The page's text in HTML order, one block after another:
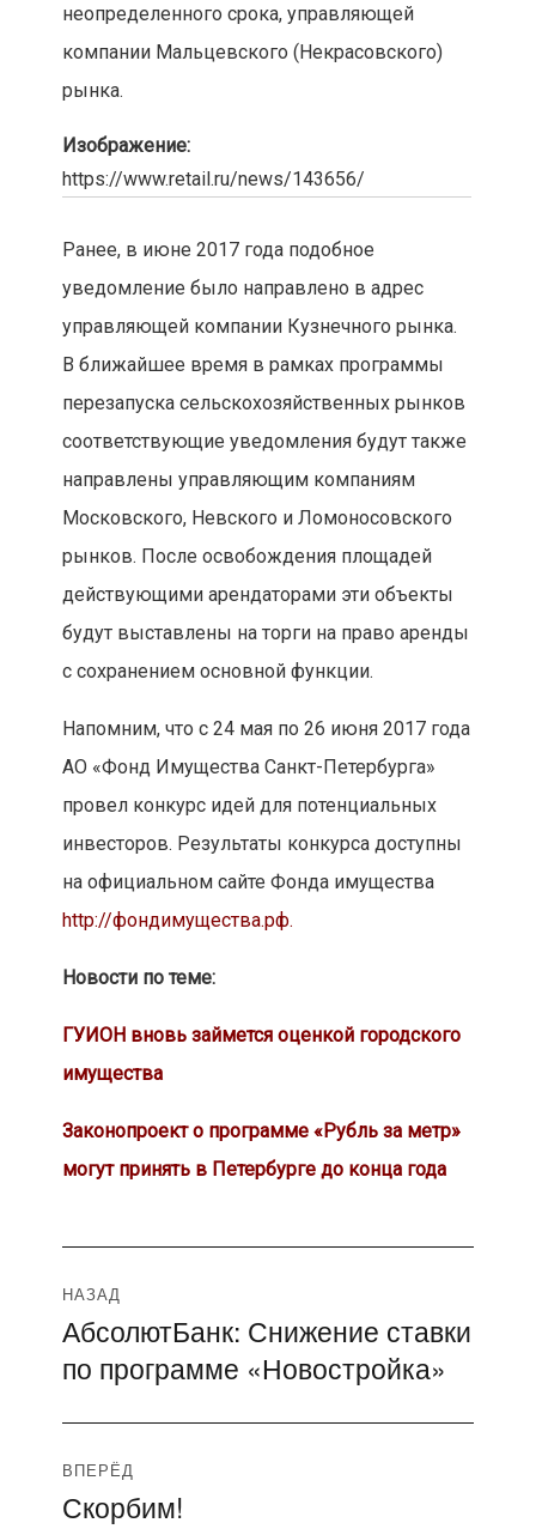
неопределенного срока, управляющей
компании Мальцевского (Некрасовского)
рынка.
Изображение:
https://www.retail.ru/news/143656/
Ранее, в июне 2017 года подобное
уведомление было направлено в адрес
управляющей компании Кузнечного рынка.
В ближайшее время в рамках программы
перезапуска сельскохозяйственных рынков
соответствующие уведомления будут также
направлены управляющим компаниям
Московского, Невского и Ломоносовского
рынков. После освобождения площадей
действующими арендаторами эти объекты
будут выставлены на торги на право аренды
с сохранением основной функции.
Напомним, что с 24 мая по 26 июня 2017 года
АО «Фонд Имущества Санкт-Петербурга»
провел конкурс идей для потенциальных
инвесторов. Результаты конкурса доступны
на официальном сайте Фонда имущества
http://фондимущества.рф.
Новости по теме:
ГУИОН вновь займется оценкой городского
имущества
Законопроект о программе «Рубль за метр»
могут принять в Петербурге до конца года
Навигация
по
записям
НАЗАД
Предыдущая
запись:
АбсолютБанк: Снижение ставки
по программе «Новостройка»
ВПЕРЁД
Следующая
Скорбим!